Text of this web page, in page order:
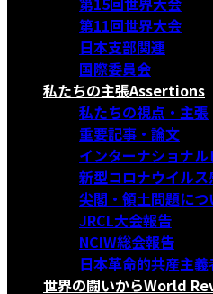
第11回世界大会
日本支部関連
国際委員会
私たちの主張Assertions
私たちの視点・主張
重要記事・論文
インターナショナル
新型コロナウイル
尖閣・領土問題につ
JRCL大会報告
NCIW総会報告
日本革命的共産主
世界の闘いからWorld